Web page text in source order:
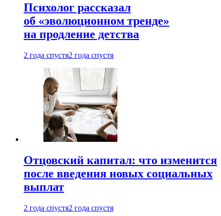
Психолог рассказал
об «эволюционном тренде»
на продление детства
2 года спустя2 года спустя
Отцовский капитал: что изменится
после введения новых социальных
выплат
2 года спустя2 года спустя